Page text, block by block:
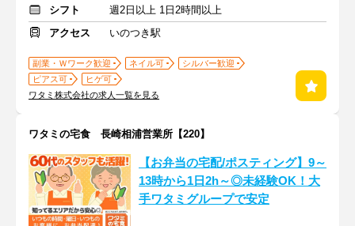
シフト
週2日以上 1日2時間以上
アクセス
いのつき駅
副業・Ｗワーク歓迎 ネイル可
シルバー歓迎
ピアス可
ヒゲ可
ワタミ株式会社の求人一覧を見る
ワタミの宅食 長崎相浦営業所【220】
【お弁当の宅配/ポスティング】9～
13時から1日2h～◎未経験OK！大
手ワタミグループで安定